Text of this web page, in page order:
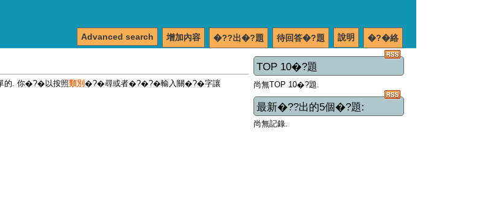
�?�絡
說明
待回答�?題
�??出�?題
增加內容
Advanced search
TOP 10�?題
尚無TOP 10�?題.
最新�??出的5個�?題:
尚無記錄.
的. 你�?�以按照類別 �?�尋或者�?�?�輸入關�?�字讓